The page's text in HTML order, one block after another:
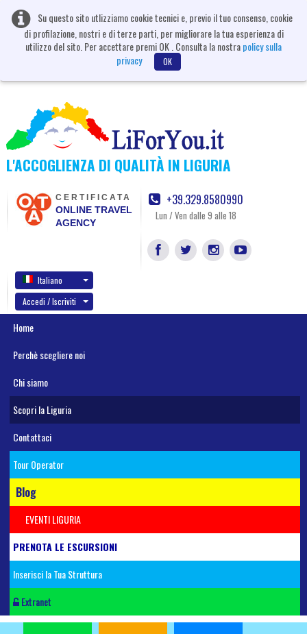
Su questo sito utlizziamo cookie tecnici e, previo il tuo consenso, cookie
di profilazione, nostri e di terze parti, per migliorare la tua esperienza di
utilizzo del sito. Per accettare premi OK . Consulta la nostrapolicy sulla
privacy
OK
L'ACCOGLIENZA DI QUALITÀ IN LIGURIA
CERTIFICATA
ONLINE TRAVEL
AGENCY
+39.329.8580990
Lun / Ven dalle 9 alle 18
Italiano
Accedi / Iscriviti
Home
Perchè scegliere noi
Chi siamo
Scopri la Liguria
Contattaci
Tour Operator
Blog
EVENTI LIGURIA
PRENOTA LE ESCURSIONI
Inserisci la Tua Struttura
Extranet